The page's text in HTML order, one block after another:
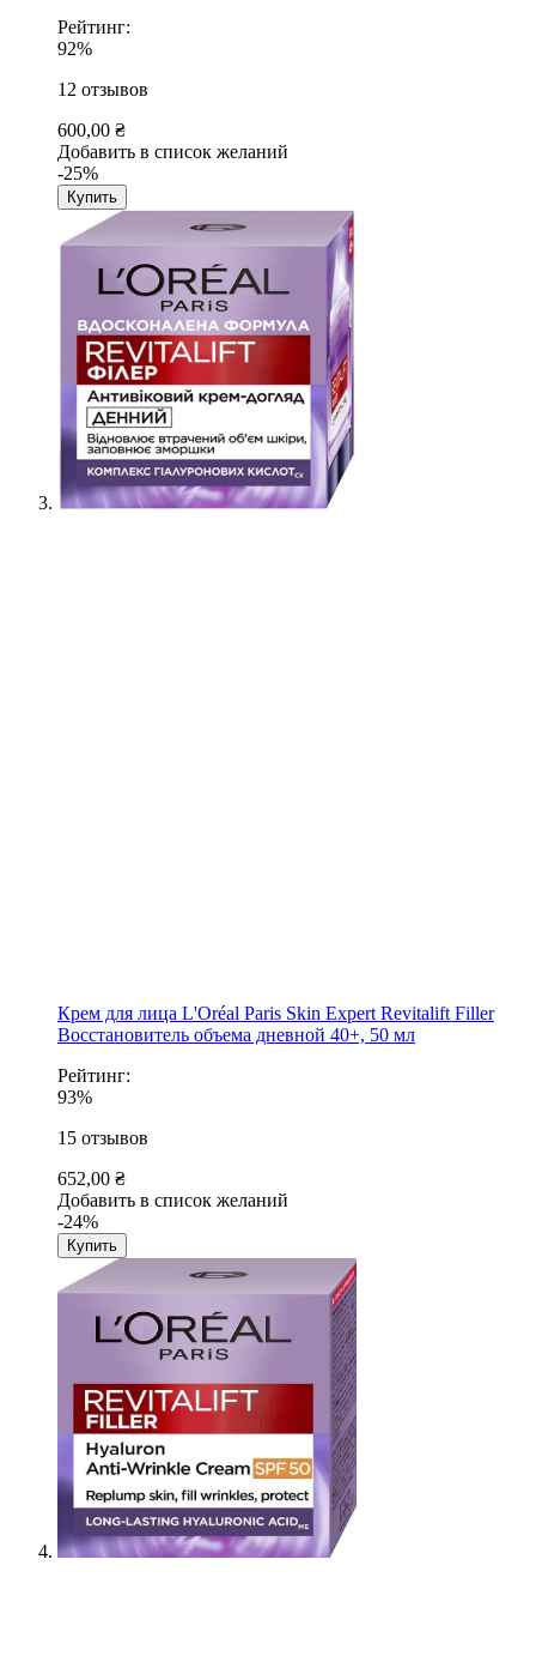
Рейтинг:
92%
12 отзывов
600,00 ₴
Добавить в список желаний
-25%
Купить
Крем для лица L'Oréal Paris Skin Expert Revitalift Filler
Восстановитель объема дневной 40+, 50 мл
Рейтинг:
93%
15 отзывов
652,00 ₴
Добавить в список желаний
-24%
Купить